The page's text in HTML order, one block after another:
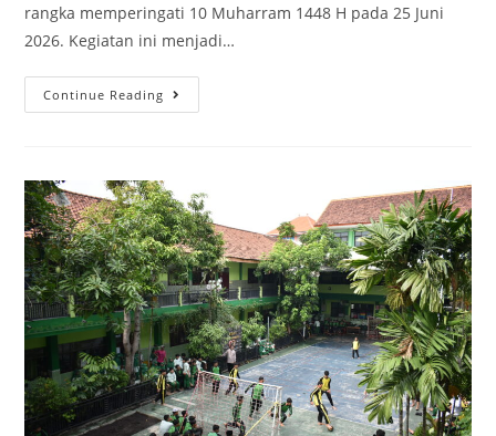
rangka memperingati 10 Muharram 1448 H pada 25 Juni
2026. Kegiatan ini menjadi…
Continue Reading
4
Gelar
Lebaran
Yatim
dan
Penyandang
Disabilitas
10
Muharram
1448